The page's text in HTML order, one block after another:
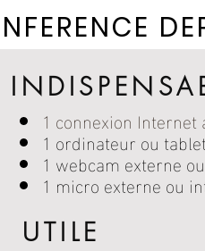
1 connexion
1 ordinateur ou
1 webcam externe
1 micro externe ou
UTILE